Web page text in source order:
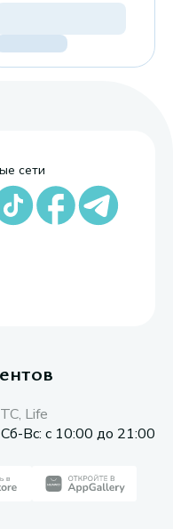
сети
Life
Вс: с 10:00 до 21:00